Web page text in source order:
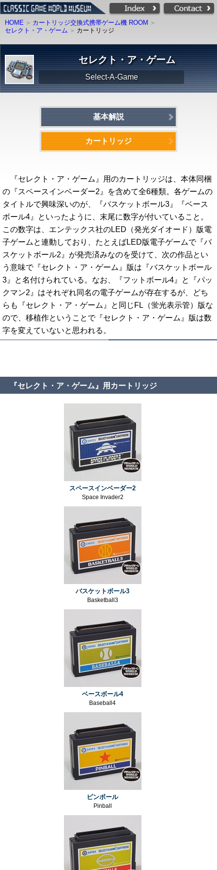
HOME
カートリッジ交換式携帯ゲーム機 ROOM
セレクト・ア・ゲーム
カートリッジ
セレクト・ア・ゲーム
Select-A-Game
基本解説
カートリッジ
『セレクト・ア・ゲーム』用のカートリッジは、本体同梱
の『スペースインベーダー2』を含めて全6種類。各ゲームの
タイトルで興味深いのが、『バスケットボール3』『ベース
ボール4』といったように、末尾に数字が付いていること。
この数字は、エンテックス社のLED（発光ダイオード）版電
子ゲームと連動しており、たとえばLED版電子ゲームで『バ
スケットボール2』が発売済みなのを受けて、次の作品とい
う意味で『セレクト・ア・ゲーム』版は『バスケットボール
3』と名付けられている。なお、『フットボール4』と『パッ
クマン2』はそれぞれ同名の電子ゲームが存在するが、どち
らも『セレクト・ア・ゲーム』と同じFL（蛍光表示管）版な
ので、移植作ということで『セレクト・ア・ゲーム』版は数
字を変えていないと思われる。
『セレクト・ア・ゲーム』用カートリッジ
スペースインベーダー2
Space Invader2
バスケットボール3
Basketball3
ベースボール4
Baseball4
ピンボール
Pinball